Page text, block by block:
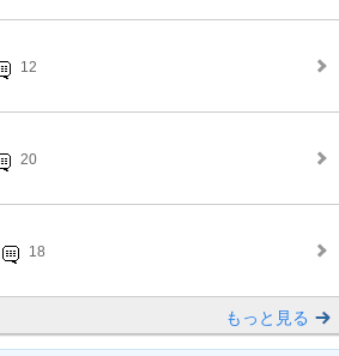
12
20
18
もっと見る